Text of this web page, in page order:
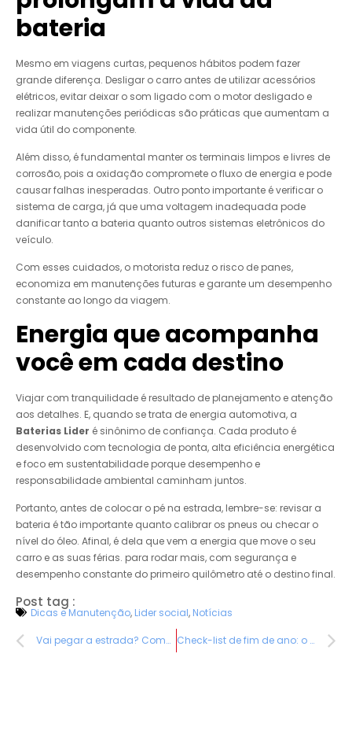
bateria
Mesmo em viagens curtas, pequenos hábitos podem fazer
grande diferença. Desligar o carro antes de utilizar acessórios
elétricos, evitar deixar o som ligado com o motor desligado e
realizar manutenções periódicas são práticas que aumentam a
vida útil do componente.
Além disso, é fundamental manter os terminais limpos e livres de
corrosão, pois a oxidação compromete o fluxo de energia e pode
causar falhas inesperadas. Outro ponto importante é verificar o
sistema de carga, já que uma voltagem inadequada pode
danificar tanto a bateria quanto outros sistemas eletrônicos do
veículo.
Com esses cuidados, o motorista reduz o risco de panes,
economiza em manutenções futuras e garante um desempenho
constante ao longo da viagem.
Energia que acompanha
você em cada destino
Viajar com tranquilidade é resultado de planejamento e atenção
aos detalhes. E, quando se trata de energia automotiva, a
Baterias Lider é sinônimo de confiança. Cada produto é
desenvolvido com tecnologia de ponta, alta eficiência energética
e foco em sustentabilidade porque desempenho e
responsabilidade ambiental caminham juntos.
Portanto, antes de colocar o pé na estrada, lembre-se: revisar a
bateria é tão importante quanto calibrar os pneus ou checar o
nível do óleo. Afinal, é dela que vem a energia que move o seu
carro e as suas férias. para rodar mais, com segurança e
desempenho constante do primeiro quilômetro até o destino final.
Post tag :
Dicas e Manutenção, Lider social, Notícias
Vai pegar a estrada? Comece pela bateria Check-list de fim de ano: o que revisar no carro antes de viajar.